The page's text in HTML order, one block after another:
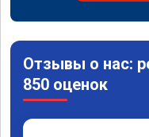
Отзывы о нас:
850 оценок